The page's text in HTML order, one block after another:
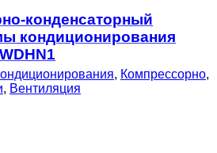
конденсаторный
кондиционирования
, Компрессорно,
, Вентиляция